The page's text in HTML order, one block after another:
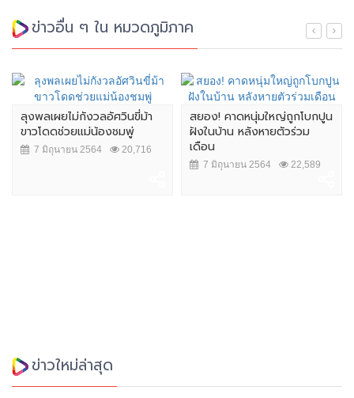
ข่าวอื่น ๆ ใน หมวดภูมิภาค
ลุงพลเผยไม่กังวลอัศวินขี่ม้า
ขาวโดดช่วยแม่น้องชมพู่
7 มิถุนายน 2564 20,716
สยอง! คาดหนุ่มใหญ่ถูกโบกปูน
ฝังในบ้าน หลังหายตัวร่วม
เดือน
7 มิถุนายน 2564 22,589
ข่าวใหม่ล่าสุด